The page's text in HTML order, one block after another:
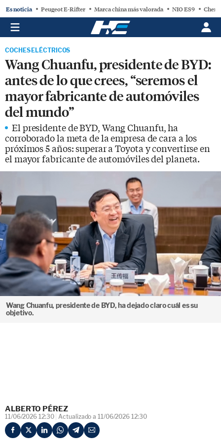
Es noticia Peugeot E-Rifter Marca china más valorada NIO ES9 Chery
COCHES ELÉCTRICOS
Wang Chuanfu, presidente de BYD:
antes de lo que crees, “seremos el
mayor fabricante de automóviles
del mundo”
El presidente de BYD, Wang Chuanfu, ha
corroborado la meta de la empresa de cara a los
próximos 5 años: superar a Toyota y convertirse en
el mayor fabricante de automóviles del planeta.
Wang Chuanfu, presidente de BYD, ha dejado claro cuál es su
objetivo.
ALBERTO PÉREZ
11/06/2026 12:30 Actualizado a 11/06/2026 12:30